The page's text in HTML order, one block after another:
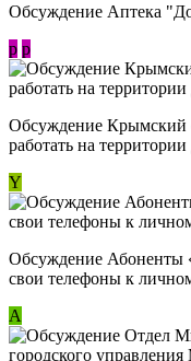
Обсуждение Аптека
p p
Обсуждение Крымский
работать на
Y
Обсуждение ​Абоненты
свои телефоны к
А